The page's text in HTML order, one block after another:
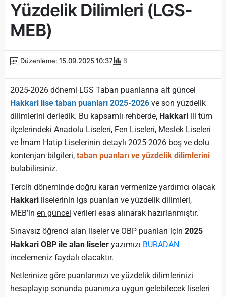
Yüzdelik Dilimleri (LGS-
MEB)
Düzenleme: 15.09.2025 10:37 6
2025-2026 dönemi LGS Taban puanlarına ait güncel
Hakkari lise taban puanları 2025-2026 ve son yüzdelik
dilimlerini derledik. Bu kapsamlı rehberde, Hakkari ili tüm
ilçelerindeki Anadolu Liseleri, Fen Liseleri, Meslek Liseleri
ve İmam Hatip Liselerinin detaylı 2025-2026 boş ve dolu
kontenjan bilgileri, taban puanları ve yüzdelik dilimlerini
bulabilirsiniz.
Tercih döneminde doğru kararı vermenize yardımcı olacak
Hakkari liselerinin lgs puanları ve yüzdelik dilimleri,
MEB’in en güncel verileri esas alınarak hazırlanmıştır.
Sınavsız öğrenci alan liseler ve OBP puanları için 2025
Hakkari OBP ile alan liseler yazımızı BURADAN
incelemeniz faydalı olacaktır.
Netlerinize göre puanlarınızı ve yüzdelik dilimlerinizi
hesaplayıp sonunda puanınıza uygun gelebilecek liseleri